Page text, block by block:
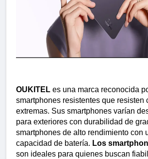
OUKITEL es una marca reconocida
smartphones resistentes que resisten
extremas. Sus smartphones varían
para exteriores con durabilidad de
smartphones de alto rendimiento con
capacidad de batería. Los
son ideales para quienes buscan